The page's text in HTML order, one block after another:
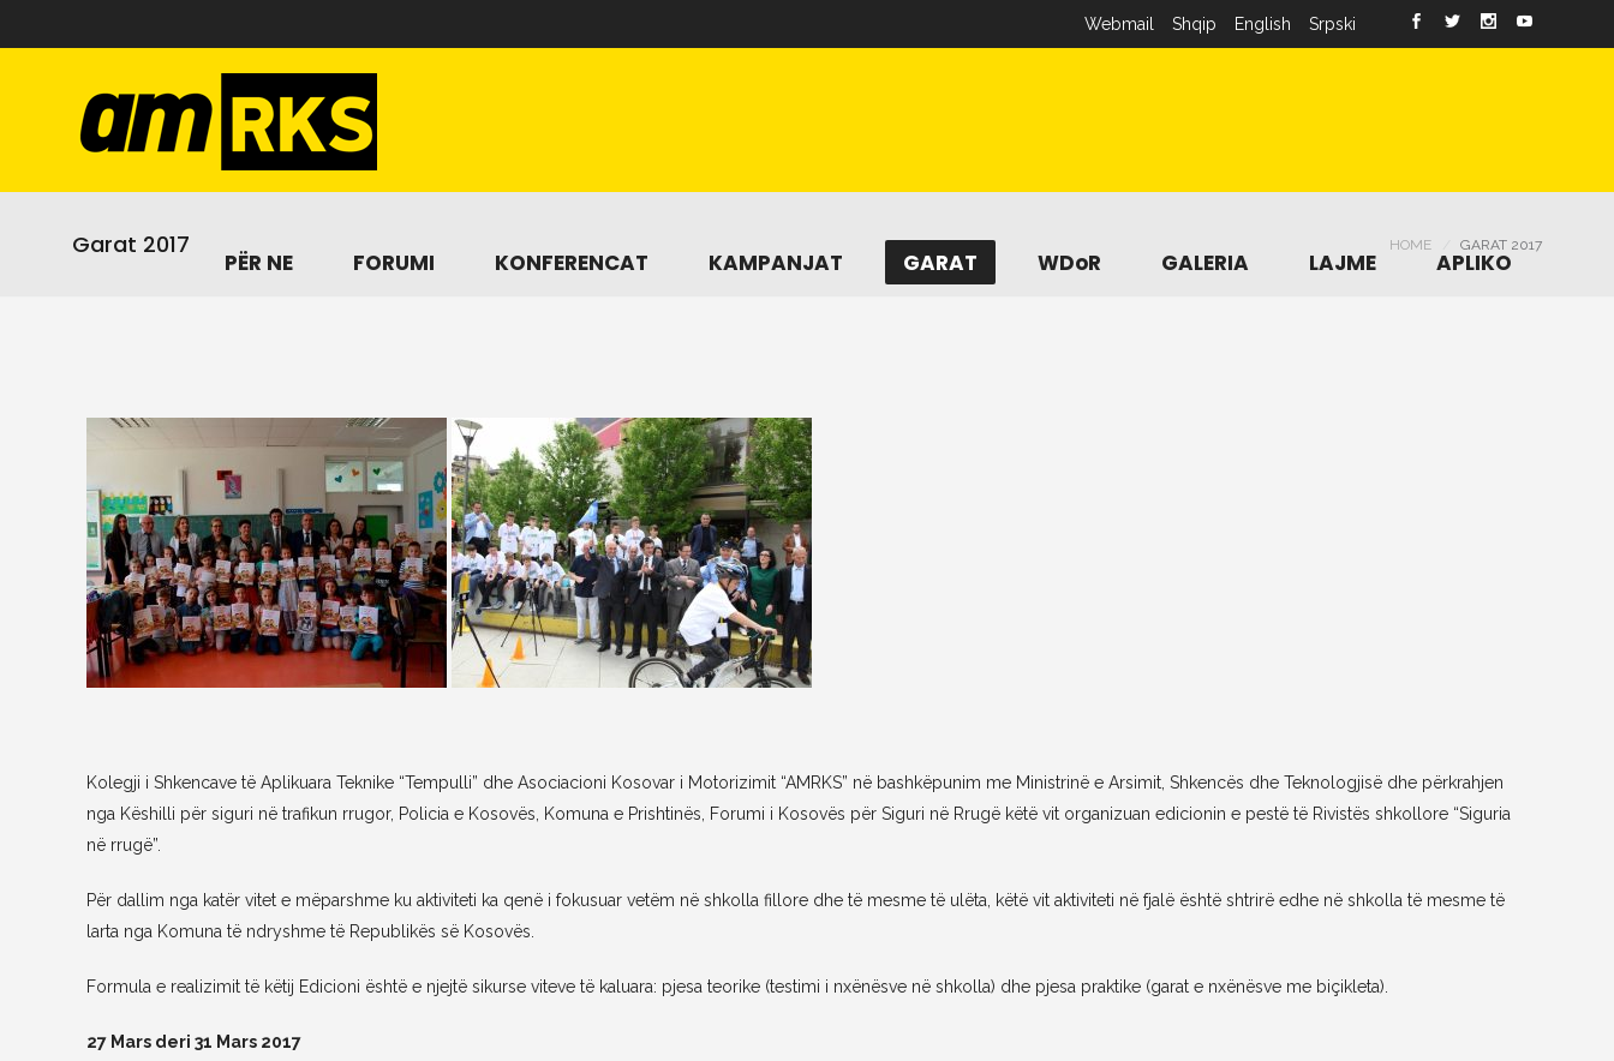
Webmail Shqip English Srpski
PËR NE FORUMI KONFERENCAT KAMPANJAT GARAT WDoR GALERIA LAJME APLIKO
Garat 2017 HOME GARAT 2017
Kolegji i Shkencave të Aplikuara Teknike “Tempulli” dhe Asociacioni Kosovar i Motorizimit “AMRKS” në bashkëpunim me Ministrinë e Arsimit, Shkencës dhe Teknologjisë dhe përkrahjen
nga Këshilli për siguri në trafikun rrugor, Policia e Kosovës, Komuna e Prishtinës, Forumi i Kosovës për Siguri në Rrugë këtë vit organizuan edicionin e pestë të Rivistës shkollore “Siguria
në rrugë”.
Për dallim nga katër vitet e mëparshme ku aktiviteti ka qenë i fokusuar vetëm në shkolla fillore dhe të mesme të ulëta, këtë vit aktiviteti në fjalë është shtrirë edhe në shkolla të mesme të
larta nga Komuna të ndryshme të Republikës së Kosovës.
Formula e realizimit të këtij Edicioni është e njejtë sikurse viteve të kaluara: pjesa teorike (testimi i nxënësve në shkolla) dhe pjesa praktike (garat e nxënësve me biçikleta).
27 Mars deri 31 Mars 2017